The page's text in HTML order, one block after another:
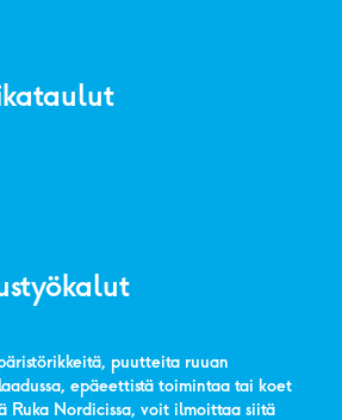
puutteita ruuan
epäeettistä toimintaa tai koet
Ruka Nordicissa, voit ilmoittaa siitä